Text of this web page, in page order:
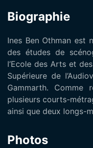
Biographie
Ines Ben Othman est
des études de
l’Ecole des Arts et
Supérieure de
Gammarth.
plusieurs courts-
ainsi que deux longs-
Photos